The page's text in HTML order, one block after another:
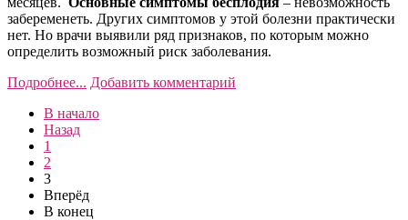
забеременеть. Других симптомов у этой болезни практически
нет. Но врачи выявили ряд признаков, по которым можно
определить возможный риск заболевания.
Подробнее... Добавить комментарий
В начало
Назад
1
2
3
Вперёд
В конец